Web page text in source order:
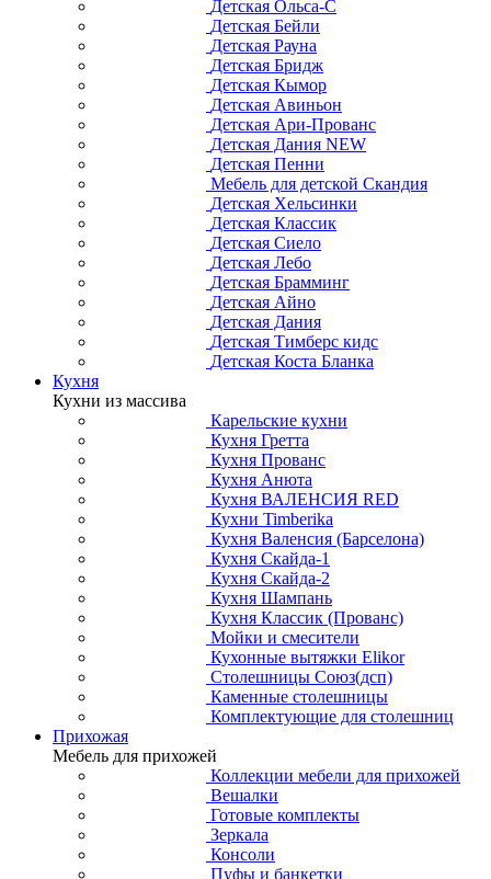
Детская Ольса-С
Детская Бейли
Детская Рауна
Детская Бридж
Детская Кымор
Детская Авиньон
Детская Ари-Прованс
Детская Дания NEW
Детская Пенни
Мебель для детской Скандия
Детская Хельсинки
Детская Классик
Детская Сиело
Детская Лебо
Детская Брамминг
Детская Айно
Детская Дания
Детская Тимберс кидс
Детская Коста Бланка
Кухня
Кухни из массива
Карельские кухни
Кухня Гретта
Кухня Прованс
Кухня Анюта
Кухня ВАЛЕНСИЯ RED
Кухни Timberika
Кухня Валенсия (Барселона)
Кухня Скайда-1
Кухня Скайда-2
Кухня Шампань
Кухня Классик (Прованс)
Мойки и смесители
Кухонные вытяжки Elikor
Столешницы Союз(дсп)
Каменные столешницы
Комплектующие для столешниц
Прихожая
Мебель для прихожей
Коллекции мебели для прихожей
Вешалки
Готовые комплекты
Зеркала
Консоли
Пуфы и банкетки